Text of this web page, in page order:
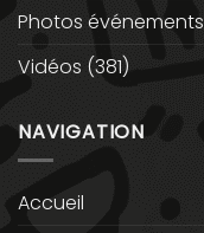
Photos événements
Vidéos (381)
NAVIGATION
Accueil